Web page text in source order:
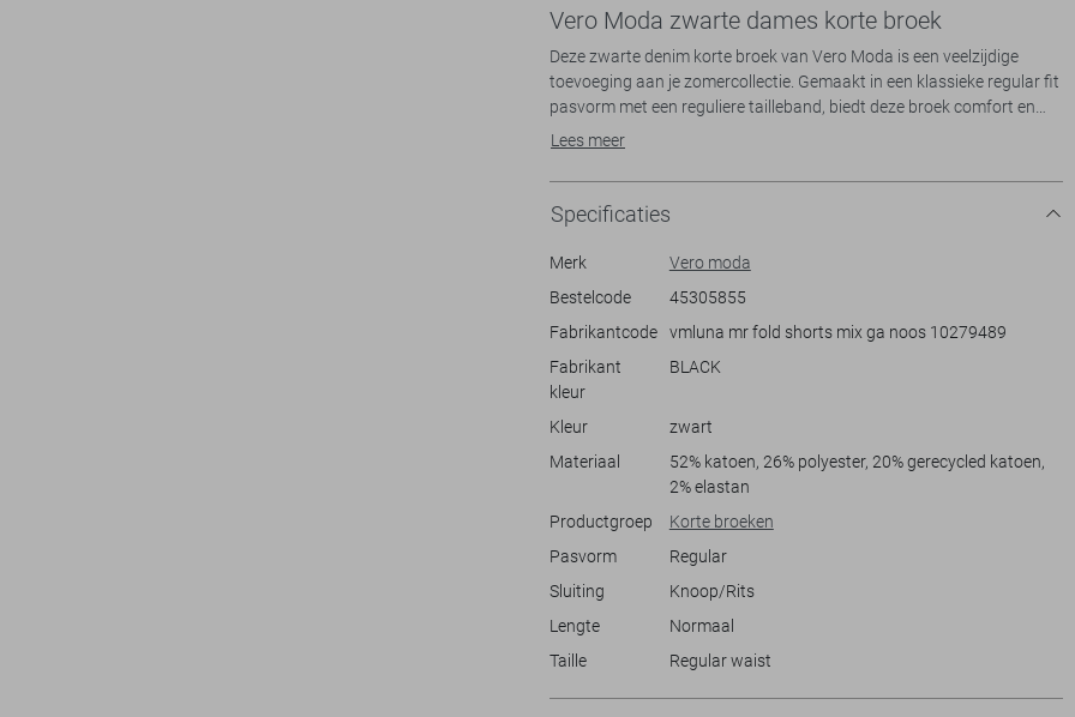
Vero Moda zwarte dames korte broek
Deze zwarte denim korte broek van Vero Moda is een veelzijdige
toevoeging aan je zomercollectie. Gemaakt in een klassieke regular fit
pasvorm met een reguliere tailleband, biedt deze broek comfort en
stijl in één. Dankzij de knoop- en ritssluiting blijft de broek perfect op
voor een speelse twist, terwijl de zwarte kleur gemakkelijk te
combineren is met diverse stijlkeuzes.
Of je nu een dagje naar het strand gaat of een casual wandeling
maakt door het park, deze Vero Moda korte broek is de perfecte
casual look, of draag hem met een blouse en sandalen voor een meer
geklede uitstraling. Met deze broek kies je niet alleen voor mode, maar
ook voor een duurzame optie, ideaal voor dagelijks gebruik in elke
zomerse setting.
Lees meer
Specificaties
Merk
Vero moda
Bestelcode
45305855
Fabrikantcode
vmluna mr fold shorts mix ga noos 10279489
Fabrikant
kleur
BLACK
Kleur
zwart
Materiaal
52% katoen, 26% polyester, 20% gerecycled katoen,
2% elastan
Productgroep
Korte broeken
Pasvorm
Regular
Sluiting
Knoop/Rits
Lengte
Normaal
Taille
Regular waist